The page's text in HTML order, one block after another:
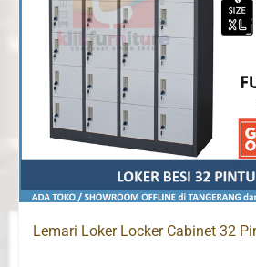
Lemari Loker Locker Cabinet 32